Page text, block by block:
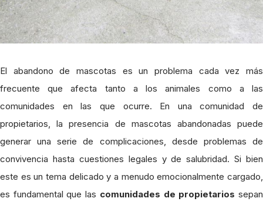
El abandono de mascotas es un problema cada vez más
frecuente que afecta tanto a los animales como a las
comunidades en las que ocurre. En una comunidad de
propietarios, la presencia de mascotas abandonadas puede
generar una serie de complicaciones, desde problemas de
convivencia hasta cuestiones legales y de salubridad. Si bien
este es un tema delicado y a menudo emocionalmente cargado,
es fundamental que las comunidades de propietarios sepan